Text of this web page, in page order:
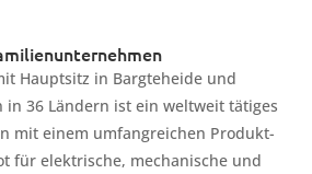
Hauptsitz in Bargteheide und
36 Ländern ist ein weltweit tätiges
mit einem umfangreichen Produkt-
für elektrische, mechanische und